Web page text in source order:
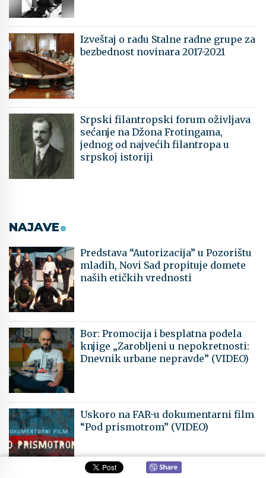
Izveštaj o radu Stalne radne grupe za
bezbednost novinara 2017-2021
Srpski filantropski forum oživljava
sećanje na Džona Frotingama,
jednog od najvećih filantropa u
srpskoj istoriji
NAJAVE
Predstava “Autorizacija” u Pozorištu
mladih, Novi Sad propituje domete
naših etičkih vrednosti
Bor: Promocija i besplatna podela
knjige „Zarobljeni u nepokretnosti:
Dnevnik urbane nepravde” (VIDEO)
Uskoro na FAR-u dokumentarni film
“Pod prismotrom” (VIDEO)